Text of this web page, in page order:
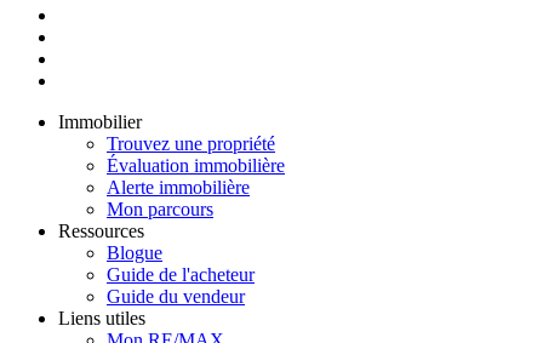
Immobilier
Trouvez une propriété
Évaluation immobilière
Alerte immobilière
Mon parcours
Ressources
Blogue
Guide de l'acheteur
Guide du vendeur
Liens utiles